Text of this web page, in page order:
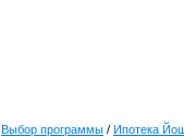
Выбор программы / Ипотека